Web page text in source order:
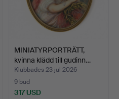
MINIATYRPORTRÄTT,
kvinna klädd till gudinn…
Klubbades 23 jul 2026
9 bud
317 USD